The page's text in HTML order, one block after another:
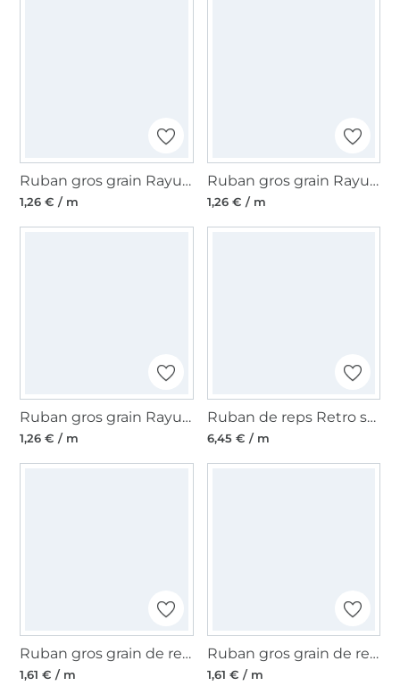
Ruban gros grain Rayures 4, blanc - rouge
1,26 € / m
Ruban gros grain Rayures 3, vert foncé - rouge
1,26 € / m
Ruban gros grain Rayures 2, bleu foncé - rouge
1,26 € / m
Ruban de reps Retro stripes menthe 35 mm
6,45 € / m
Ruban gros grain de reps, 1cm, Ancre marine étoile bord de mer, bleu marine
1,61 € / m
Ruban gros grain de reps, 1cm, Ancre marine étoile bord de mer, rouge
1,61 € / m